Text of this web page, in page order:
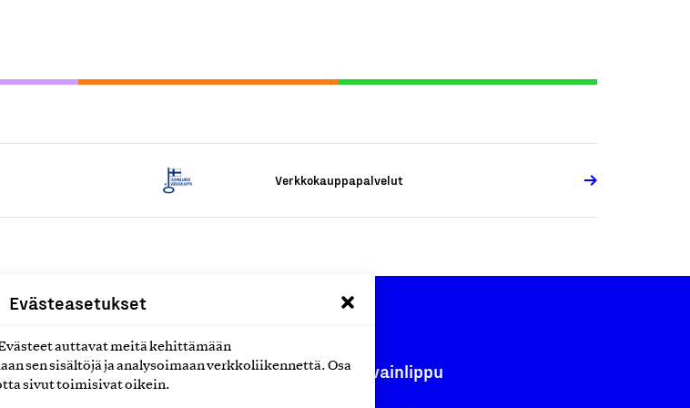
Evästeasetukset
auttavat meitä kehittämään
sen sisältöjä ja analysoimaan verkkoliikennettä. Osa
sivut toimisivat oikein.
Verkkokauppapalvelut
Suomalainen työ ry Avainlippu